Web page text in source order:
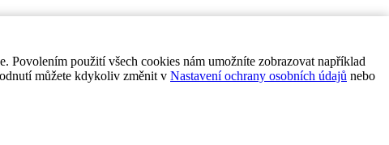
Povolením použití všech cookies nám umožníte zobrazovat například
můžete kdykoliv změnit v Nastavení ochrany osobních údajů nebo